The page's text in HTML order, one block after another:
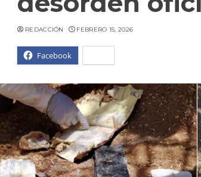
Facebook
REDACCIÓN FEBRERO 15, 2026